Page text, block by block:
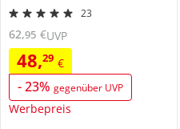
23
48,29 €
-23% gegenüber UVP
Werbepreis
62,95 €UVP